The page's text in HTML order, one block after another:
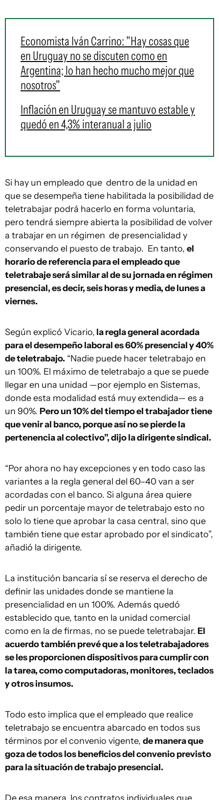
Economista Iván Carrino: "Hay cosas que
en Uruguay no se discuten como en
Argentina; lo han hecho mucho mejor que
nosotros"
Inflación en Uruguay se mantuvo estable y
quedó en 4,3% interanual a julio
Si hay un empleado que dentro de la unidad en
que se desempeña tiene habilitada la posibilidad de
teletrabajar podrá hacerlo en forma voluntaria,
pero tendrá siempre abierta la posibilidad de volver
a trabajar en un régimen de presencialidad y
conservando el puesto de trabajo. En tanto, el
horario de referencia para el empleado que
teletrabaje será similar al de su jornada en régimen
presencial, es decir, seis horas y media, de lunes a
viernes.
Según explicó Vicario, la regla general acordada
para el desempeño laboral es 60% presencial y 40%
de teletrabajo. “Nadie puede hacer teletrabajo en
un 100%. El máximo de teletrabajo a que se puede
llegar en una unidad —por ejemplo en Sistemas,
donde esta modalidad está muy extendida— es a
un 90%. Pero un 10% del tiempo el trabajador tiene
que venir al banco, porque así no se pierde la
pertenencia al colectivo”, dijo la dirigente sindical.
“Por ahora no hay excepciones y en todo caso las
variantes a la regla general del 60–40 van a ser
acordadas con el banco. Si alguna área quiere
pedir un porcentaje mayor de teletrabajo esto no
solo lo tiene que aprobar la casa central, sino que
también tiene que estar aprobado por el sindicato”,
añadió la dirigente.
La institución bancaria sí se reserva el derecho de
definir las unidades donde se mantiene la
presencialidad en un 100%. Además quedó
establecido que, tanto en la unidad comercial
como en la de firmas, no se puede teletrabajar. El
acuerdo también prevé que a los teletrabajadores
se les proporcionen dispositivos para cumplir con
la tarea, como computadoras, monitores, teclados
y otros insumos.
Todo esto implica que el empleado que realice
teletrabajo se encuentra abarcado en todos sus
términos por el convenio vigente, de manera que
goza de todos los beneficios del convenio previsto
para la situación de trabajo presencial.